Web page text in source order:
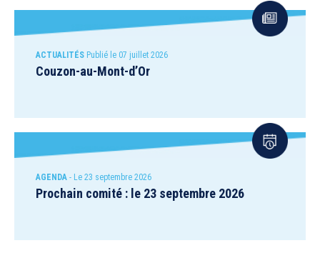
ACTUALITÉS Publié le 07 juillet 2026
Couzon-au-Mont-d’Or
AGENDA - Le 23 septembre 2026
Prochain comité : le 23 septembre 2026